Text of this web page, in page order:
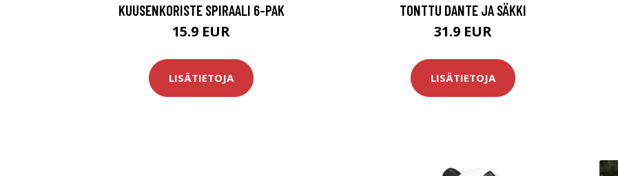
KUUSENKORISTE SPIRAALI 6-PAK
15.9 EUR
LISÄTIETOJA
TONTTU DANTE JA SÄKKI
31.9 EUR
LISÄTIETOJA